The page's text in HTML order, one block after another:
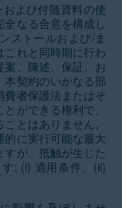
よび付随資料の使
なる合意を構成し
ストールおよび/ま
れと同時期に行わ
、陳述、保証、お
本契約のいかなる部
者保護法またはそ
ができる権利で、
とはありません。
に実行可能な最大
が、抵触が生じた
: (i) 適用条件、(ii)